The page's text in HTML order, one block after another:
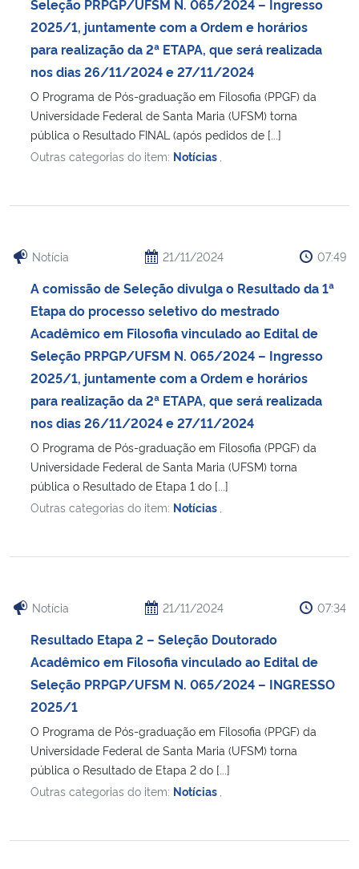
Seleção PRPGP/UFSM N. 065/2024 – Ingresso
2025/1, juntamente com a Ordem e horários
para realização da 2ª ETAPA, que será realizada
nos dias 26/11/2024 e 27/11/2024
O Programa de Pós-graduação em Filosofia (PPGF) da
Universidade Federal de Santa Maria (UFSM) torna
pública o Resultado FINAL (após pedidos de [...]
Outras categorias do item: Notícias
Notícia 21/11/2024 07:49
A comissão de Seleção divulga o Resultado da 1ª
Etapa do processo seletivo do mestrado
Acadêmico em Filosofia vinculado ao Edital de
Seleção PRPGP/UFSM N. 065/2024 – Ingresso
2025/1, juntamente com a Ordem e horários
para realização da 2ª ETAPA, que será realizada
nos dias 26/11/2024 e 27/11/2024
O Programa de Pós-graduação em Filosofia (PPGF) da
Universidade Federal de Santa Maria (UFSM) torna
pública o Resultado de Etapa 1 do [...]
Outras categorias do item: Notícias
Notícia 21/11/2024 07:34
Resultado Etapa 2 – Seleção Doutorado
Acadêmico em Filosofia vinculado ao Edital de
Seleção PRPGP/UFSM N. 065/2024 – INGRESSO
2025/1
O Programa de Pós-graduação em Filosofia (PPGF) da
Universidade Federal de Santa Maria (UFSM) torna
pública o Resultado de Etapa 2 do [...]
Outras categorias do item: Notícias